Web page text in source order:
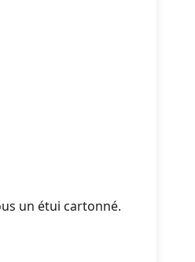
un étui cartonné.